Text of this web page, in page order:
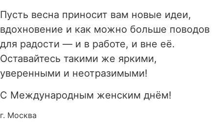
Пусть весна приносит вам новые идеи,
вдохновение и как можно больше поводов
для радости — и в работе, и вне её.
Оставайтесь такими же яркими,
уверенными и неотразимыми!
С Международным женским днём!
г. Москва